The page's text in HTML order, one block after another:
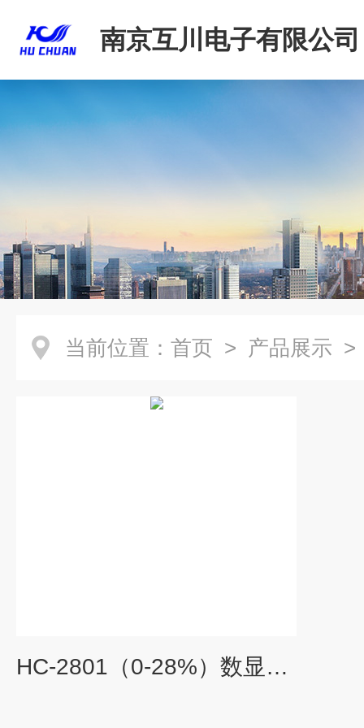
南京互川电子有限公司
当前位置： 首页 > 产品展示
HC-2801（0-28%）数显糖度计高精度水果测糖仪糖分甜度检测仪